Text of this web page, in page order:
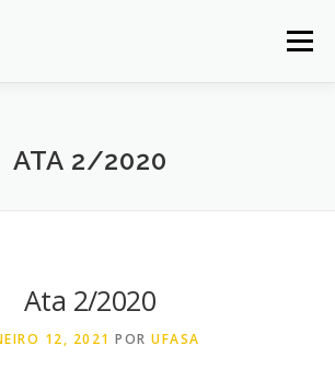
Menu
DE FREGUESIA
CONTACTOS
ATA 2/2020
Ata 2/2020
12, 2021 POR UFASA